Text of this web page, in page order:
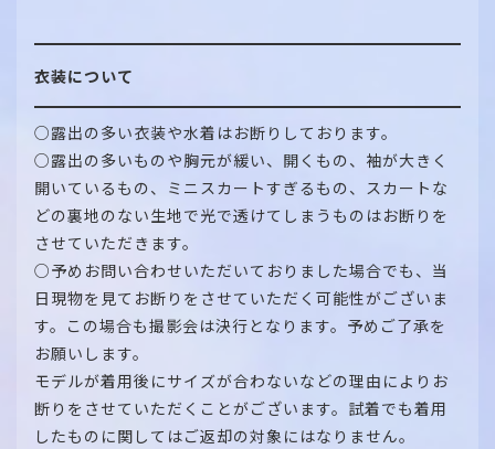
衣装について
○露出の多い衣装や水着はお断りしております。
○露出の多いものや胸元が緩い、開くもの、袖が大きく
開いているもの、ミニスカートすぎるもの、スカートな
どの裏地のない生地で光で透けてしまうものはお断りを
させていただきます。
○予めお問い合わせいただいておりました場合でも、当
日現物を見てお断りをさせていただく可能性がございま
す。この場合も撮影会は決行となります。予めご了承を
お願いします。
モデルが着用後にサイズが合わないなどの理由によりお
断りをさせていただくことがございます。試着でも着用
したものに関してはご返却の対象にはなりません。